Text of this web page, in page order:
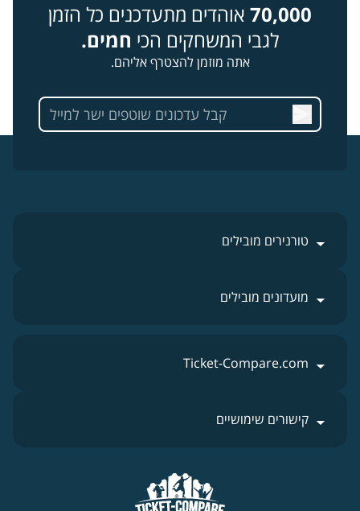
70,000 אוהדים מתעדכנים כל הזמן
לגבי המשחקים הכי חמים.
אתה מוזמן להצטרף אליהם.
טורנירים מובילים
מועדונים מובילים
Ticket-Compare.com
קישורים שימושיים